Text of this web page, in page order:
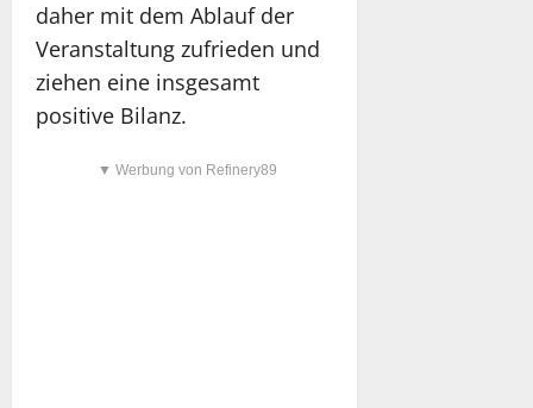
daher mit dem Ablauf der
Veranstaltung zufrieden und
ziehen eine insgesamt
positive Bilanz.
▼ Werbung von Refinery89